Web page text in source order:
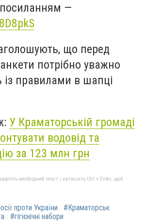
—
що перед
потрібно уважно
із правилами в шапці
У Краматорській громаді
водовід та
за 123 млн грн
необхідний текст і натисніть Ctrl + Enter, щоб
проти України
#Краматорськ
#гігієнічні набори